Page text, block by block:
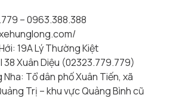
– 0963.388.388
19A Lý Thường Kiệt
Xuân Diệu (02323.779.779)
Tổ dân phố Xuân Tiến, xã
Trị – khu vực Quảng Bình cũ